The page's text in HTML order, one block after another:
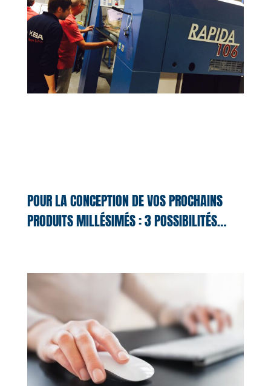
POUR LA CONCEPTION DE VOS PROCHAINS
PRODUITS MILLÉSIMÉS : 3 POSSIBILITÉS…